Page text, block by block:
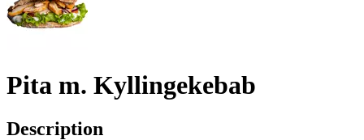
Pita m. Kyllingekebab
Description